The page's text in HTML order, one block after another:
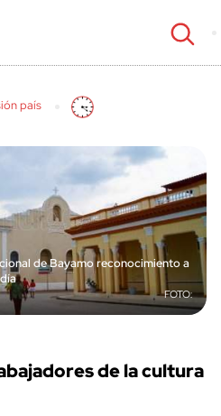
país
de Bayamo reconocimiento a
de la cultura